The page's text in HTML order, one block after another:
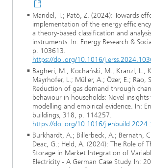
Mandel, T.; Pató, Z. (2024): Towards
implementation of the energy
a theory-based classification and
instruments. In: Energy Research &
p. 103613.
https://doi.org/10.1016/
Bagheri, M.; Kochański, M.; Kranzl, L.;
Mayrhofer, L.; Müller, A.; Özer, E.; Rao,
Reduction of gas demand through
behaviour in households: Novel
modelling and empirical evidence. In:
buildings, 318, p. 114257.
https://doi.org/10.1016/
Burkhardt, A.; Billerbeck, A.; Bernath,
Deac, G.; Held, A. (2024): The Role of
Storage in Market Integration of
Electricity - A German Case Study. In: